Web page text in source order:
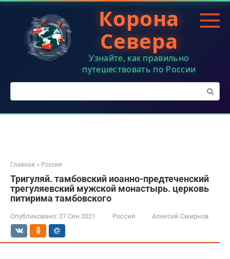
Перейти
контенту
Корона
Севера
Узнайте, как правильно
путешествовать по России
Поиск:
Главная » Россия
Тригуляй. тамбовский иоанно-предтеченский
трегуляевский мужской монастырь. церковь
питирима тамбовского
Опубликовано: 27 Сен 2021 Россия Алексей Смирнов